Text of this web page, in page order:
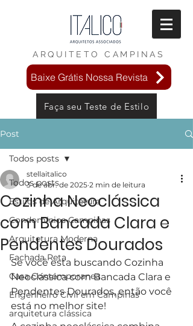
ARQUITETO CAMPINAS
Baixe Grátis Nossa Revista
Faça seu Teste de Estilo
Post
Todos posts
Estilos de Arquitetura
Condomínios Campinas
Arquitetura Moderna
Fachada Reta
Casa Contemporanea
Engenheiro Civil em Campinas
arquitetura clássica
Todos posts
Cozinha Neoclássica
com Bancada Clara e
Pendentes Dourados
stellaitalico
3 de abr. de 2025 2 min de leitura
Se você esta buscando Cozinha
Neoclássica com Bancada Clara e
Pendentes Dourados, então você
está no melhor site!